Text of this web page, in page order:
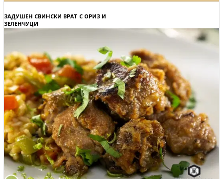
ЗАДУШЕН СВИНСКИ ВРАТ С ОРИЗ И
ЗЕЛЕНЧУЦИ